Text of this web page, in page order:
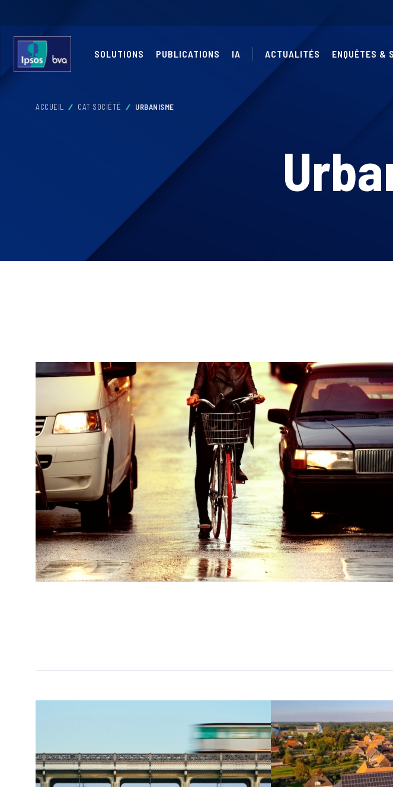
SOLUTIONS PUBLICATIONS IA ACTUALITÉS ENQUÊTES &
ACCUEIL CAT SOCIÉTÉ URBANISME